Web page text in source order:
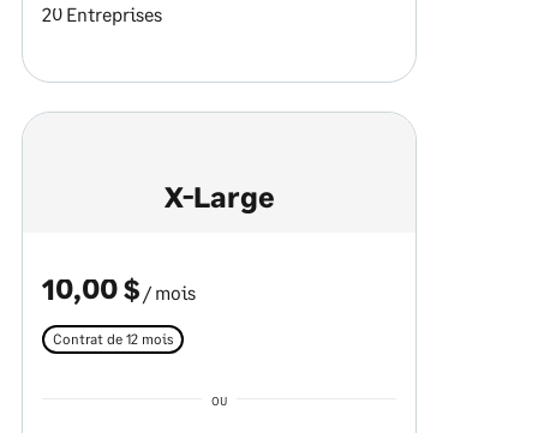
20 Entreprises
X-Large
10,00 $ / mois
Contrat de 12 mois
OU